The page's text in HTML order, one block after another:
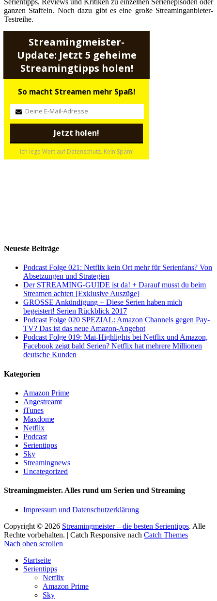
ganzen Staffeln. Noch dazu gibt es eine große Streaminganbieter-
Testreihe.
Streamingmeister-
Update: Jetzt 5 geheime
Streamingtipps holen!
So macht Streamen mehr Spaß!
Ich lege Wert auf Datenschutz. Kein Spam!
Neueste Beiträge
Podcast Folge 021: Netflix kein Ort mehr für Serienfans? Von
Absetzungen und Strategien
Der STREAMING-GUIDE ist da! + Darauf musst du beim
Streamen achten [Exklusive Auszüge]
GROSSE Ankündigung + Diese Serien haben mich
begeistert! Serien Rückblick 2017
Podcast Folge 020 SPEZIAL: Amazon Channels gegen Pay-
TV? Das ist das neue Amazon-Angebot
Podcast Folge 019: Mai-Highlights bei Netflix und Amazon,
Facebook zeigt bald Serien? Netflix hat mehrere Millionen
deutsche Kunden
Kategorien
Amazon Prime
Angestreamt
iTunes
Maxdome
Netflix
Podcast
Serientipps
Sky
Streamingnews
Uncategorized
Streamingmeister. Alles rund um Serien und Streaming
Impressum und Datenschutzerklärung
Copyright © 2026 Streamingmeister – die besten Serientipps. Alle
Rechte vorbehalten. | Catch Responsive nach Catch Themes
Nach oben scrollen
Startseite
Serientipps
Netflix
Amazon Prime
Sky